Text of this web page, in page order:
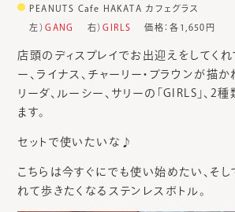
PEANUTS Cafe HAKATA カフェグラス
左）GANG 右）GIRLS 価格：各1,650円
店頭のディスプレイでお出迎えをしてく
ー、ライナス、チャーリー・ブラウンが描か
リーダ、ルーシー、サリーの「GIRLS」、2
ます。
セットで使いたいな♪
こちらは今すぐにでも使い始めたい、そし
れて歩きたくなるステンレスボトル。